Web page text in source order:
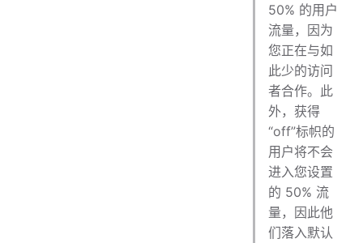
50% 的用户
流量，因为
您正在与如
此少的访问
者合作。此
外，获得
“off”标帜的
用户将不会
进入您设置
的 50% 流
量，因此他
们落入默认